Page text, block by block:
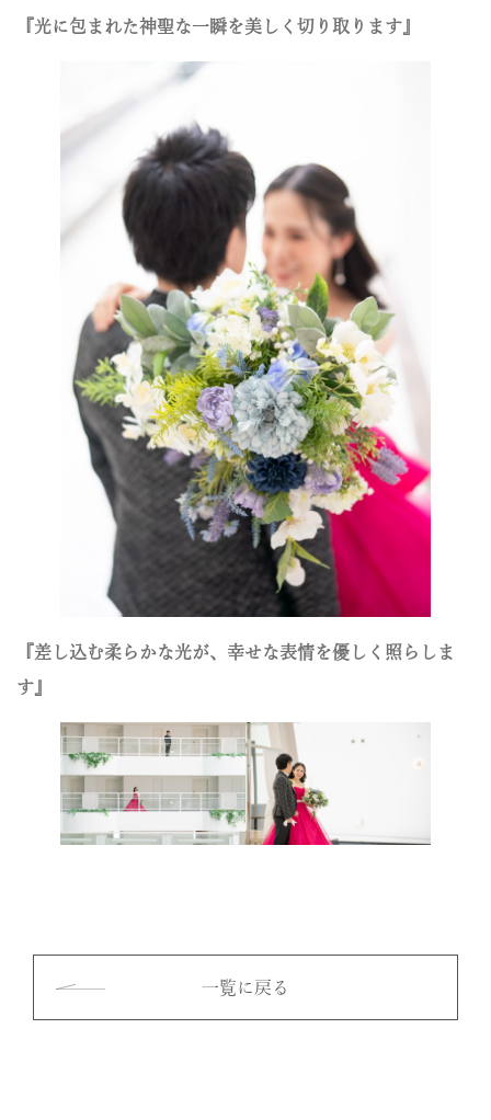
『光に包まれた神聖な一瞬を美しく切り取ります』
『差し込む柔らかな光が、幸せな表情を優しく照らしま
す』
一覧に戻る